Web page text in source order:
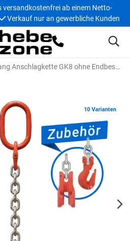
ab einem Netto-
Verkauf nur an gewerbliche Kunden
Anschlagkette GK8 ohne Endbeschlag
10 Varianten